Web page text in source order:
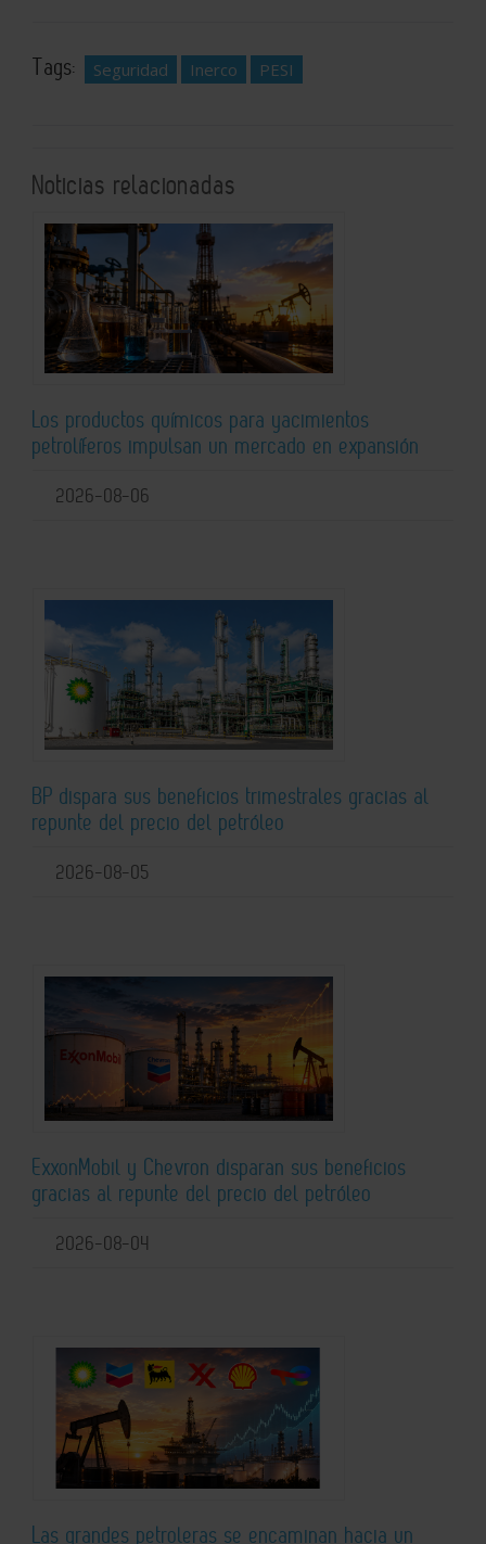
Tags: Seguridad Inerco PESI
Noticias relacionadas
Los productos químicos para yacimientos
petrolíferos impulsan un mercado en expansión
2026-08-06
BP dispara sus beneficios trimestrales gracias al
repunte del precio del petróleo
2026-08-05
ExxonMobil y Chevron disparan sus beneficios
gracias al repunte del precio del petróleo
2026-08-04
Las grandes petroleras se encaminan hacia un